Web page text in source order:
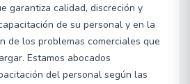
garantiza calidad, discreción y
de su personal y en la
de los problemas comerciales que
Estamos abocados
del personal según las